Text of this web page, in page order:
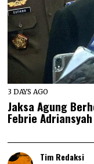
3 DAYS AGO
Jaksa Agung
Febrie Adriansyah
Tim Redaksi